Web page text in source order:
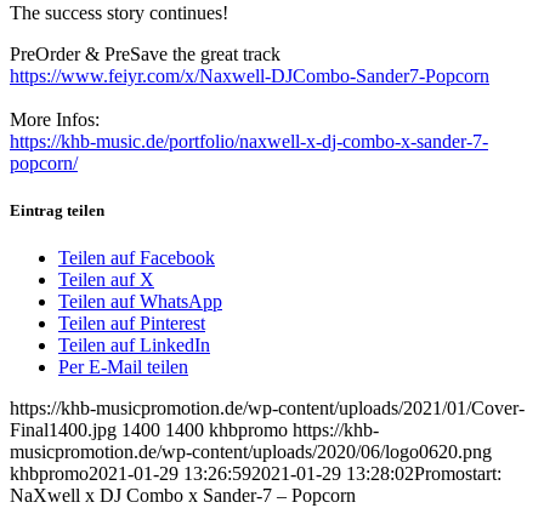
The success story continues!
PreOrder & PreSave the great track
https://www.feiyr.com/x/Naxwell-DJCombo-Sander7-Popcorn
More Infos:
https://khb-music.de/portfolio/naxwell-x-dj-combo-x-sander-7-
popcorn/
Eintrag teilen
Teilen auf Facebook
Teilen auf X
Teilen auf WhatsApp
Teilen auf Pinterest
Teilen auf LinkedIn
Per E-Mail teilen
https://khb-musicpromotion.de/wp-content/uploads/2021/01/Cover-
Final1400.jpg 1400 1400 khbpromo https://khb-
musicpromotion.de/wp-content/uploads/2020/06/logo0620.png
khbpromo2021-01-29 13:26:592021-01-29 13:28:02Promostart:
NaXwell x DJ Combo x Sander-7 – Popcorn